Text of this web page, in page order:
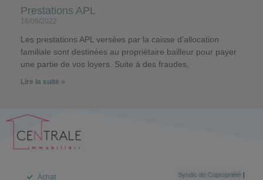
Prestations APL
16/09/2022
Les prestations APL versées par la caisse d’allocation
familiale sont destinées au propriétaire bailleur pour payer
une partie de vos loyers. Suite à des fraudes,
Lire la suite »
Achat Syndic de Copropriété|